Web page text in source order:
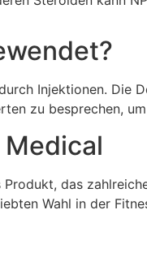
Injektionen. Die
zu besprechen,
Medical
Produkt, das
Wahl in der